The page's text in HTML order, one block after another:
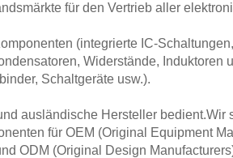
für den Vertrieb aller
(integrierte IC-
Widerstände, Induktoren
Schaltgeräte usw.).
ausländische Hersteller bedient.Wir
für OEM (Original Equipment
ODM (Original Design